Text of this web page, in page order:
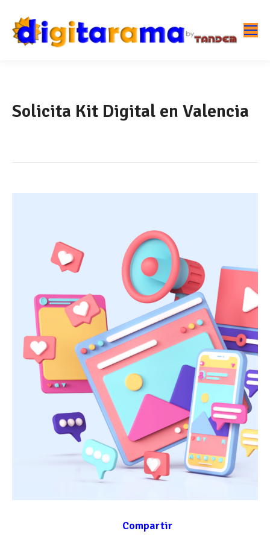
Solicita Kit Digital en Valencia
Compartir